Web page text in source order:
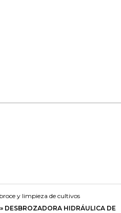
y limpieza de cultivos
» DESBROZADORA HIDRÁULICA DE